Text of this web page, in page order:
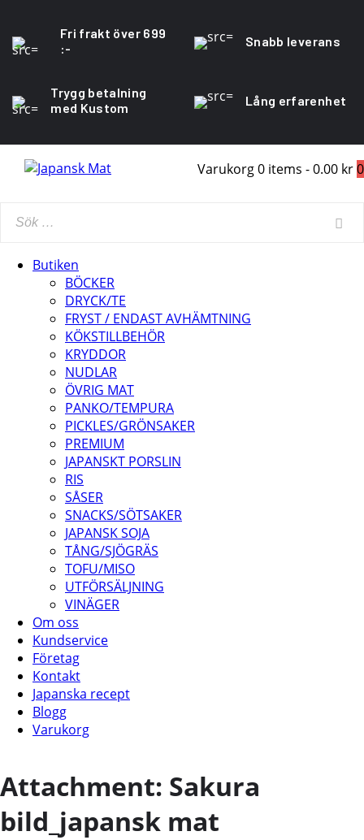
Fri frakt över 699
:-
Snabb leverans
Trygg betalning
med Kustom
Lång erfarenhet
Varukorg0 items -0.00 kr0
Butiken
BÖCKER
DRYCK/TE
FRYST / ENDAST AVHÄMTNING
KÖKSTILLBEHÖR
KRYDDOR
NUDLAR
ÖVRIG MAT
PANKO/TEMPURA
PICKLES/GRÖNSAKER
PREMIUM
JAPANSKT PORSLIN
RIS
SÅSER
SNACKS/SÖTSAKER
JAPANSK SOJA
TÅNG/SJÖGRÄS
TOFU/MISO
UTFÖRSÄLJNING
VINÄGER
Om oss
Kundservice
Företag
Kontakt
Japanska recept
Blogg
Varukorg
Attachment: Sakura
bild_japansk mat